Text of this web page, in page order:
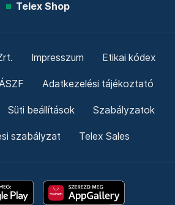
Telex Shop
Impresszum Etikai kódex
Adatkezelési tájékoztató
Süti beállítások Szabályzatok
szabályzat Telex Sales